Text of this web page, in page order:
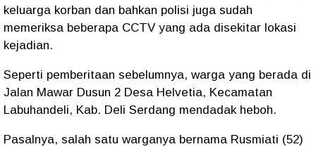
keluarga korban dan bahkan polisi juga sudah
memeriksa beberapa CCTV yang ada disekitar lokasi
kejadian.
Seperti pemberitaan sebelumnya, warga yang berada di
Jalan Mawar Dusun 2 Desa Helvetia, Kecamatan
Labuhandeli, Kab. Deli Serdang mendadak heboh.
Pasalnya, salah satu warganya bernama Rusmiati (52)